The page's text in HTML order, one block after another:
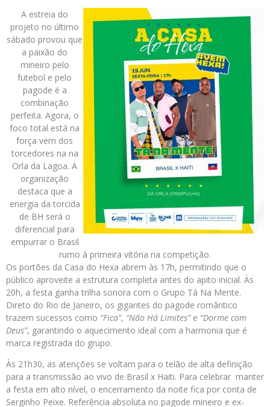
A estreia do
projeto no último
sábado provou que
a paixão do
mineiro pelo
futebol e pelo
pagode é a
combinação
perfeita. Agora, o
foco total está na
força vem dos
torcedores na na
Orla da Lagoa. A
organização
destaca que a
energia da torcida
de BH será o
diferencial para
empurrar o Brasil
rumo à primeira vitória na competição.
Os portões da Casa do Hexa abrem às 17h, permitindo que o
público aproveite a estrutura completa antes do apito inicial. Às
20h, a festa ganha trilha sonora com o Grupo Tá Na Mente.
Direto do Rio de Janeiro, os gigantes do pagode romântico
trazem sucessos como “Fica”, “Não Há Limites”e “Dorme com
Deus”, garantindo o aquecimento ideal com a harmonia que é
marca registrada do grupo.
Às 21h30, as atenções se voltam para o telão de alta definição
para a transmissão ao vivo de Brasil x Haiti. Para celebrar manter
a festa em alto nível, o encerramento da noite fica por conta de
Serginho Peixe. Referência absoluta no pagode mineiro e ex-